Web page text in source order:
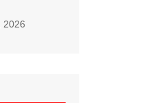
2026